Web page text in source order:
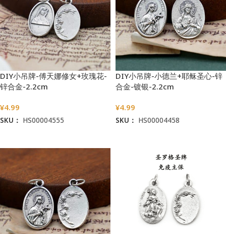
DIY小吊牌-傅天娜修女+玫瑰花-
锌合金-2.2cm
¥4.99
SKU： HS00004555
DIY小吊牌-小德兰+耶稣圣心-锌
合金-镀银-2.2cm
¥4.99
SKU： HS00004458